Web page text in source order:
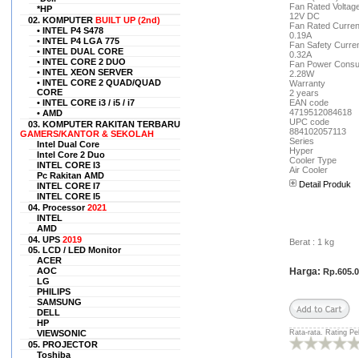
sy sampai dengan cepat dan
memuaskan. Sekarang sy
selalu belanja disini barang2
elektronik , seperti laptop,
laptop, komputer pc,dll.
Karena harganya yang murah
tapi sangat berkualitas......
Terimakasih untuk hexacom
atas pelayanannya yang
sangat baik dan sempurna......
Fresya Ariani
(fres___ani@g__il.com)
Situs ini terpercaya dan
rekomended banget :) saya
pernah beli laptop dari sini
dengan harga yg cukup
bersahabat.
Andri
(pusatkonveksi****@yahoo.com)
saya pernah beli PC Lenovo
Built Up dsini, barangnya
masih OKE.
Muhammad Hendrik Syam
(syam.hendrik***@gmail.com)
Terima kasih hexacom.co.id,
*HP
02. KOMPUTER BUILT UP (2nd)
• INTEL P4 S478
• INTEL P4 LGA 775
• INTEL DUAL CORE
• INTEL CORE 2 DUO
• INTEL XEON SERVER
• INTEL CORE 2 QUAD/QUAD
CORE
• INTEL CORE i3 / i5 / i7
• AMD
03. KOMPUTER RAKITAN TERBARU
GAMERS/KANTOR & SEKOLAH
Intel Dual Core
Intel Core 2 Duo
INTEL CORE I3
Pc Rakitan AMD
INTEL CORE I7
INTEL CORE I5
04. Processor2021
INTEL
AMD
04. UPS 2019
05. LCD / LED Monitor
ACER
AOC
LG
PHILIPS
SAMSUNG
DELL
HP
VIEWSONIC
05. PROJECTOR
Toshiba
Fan Rated
12V DC
Fan Rated
0.19A
Fan Safety
0.32A
Fan Power
2.28W
Warranty
2 years
EAN code
4719512084618
UPC code
884102057113
Series
Hyper
Cooler Type
Air Cooler
Detail Produk
Berat : 1 kg
Harga:
Rata-rata. Rating